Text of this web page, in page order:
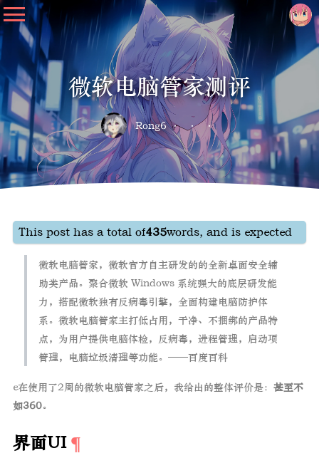
微软电脑管家测评
Rong6
This post has a total of435words, and is expected to
微软电脑管家，微软官方自主研发的的全新桌面安全辅
助类产品。聚合微软 Windows 系统强大的底层研发能
力，搭配微软独有反病毒引擎，全面构建电脑防护体
系。微软电脑管家主打低占用，干净、不捆绑的产品特
点，为用户提供电脑体检，反病毒，进程管理，启动项
管理，电脑垃圾清理等功能。——百度百科
e在使用了2周的微软电脑管家之后，我给出的整体评价是： 甚至不
如360。
界面UI